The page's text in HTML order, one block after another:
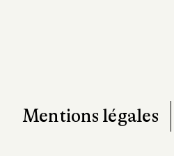
Mentions légales